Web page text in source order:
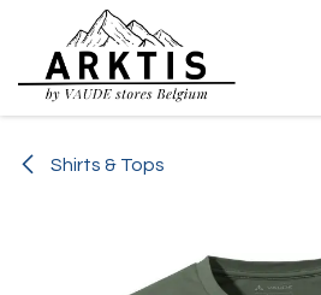
Overslaan naar inhoud
Shirts & Tops